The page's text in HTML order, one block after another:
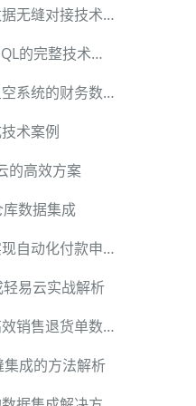
金蝶云星空与轻易云平台数据无缝对接技术详解
高效集成聚水潭数据到MySQL的完整技术方案
高效整合报销单与金蝶云星空系统的财务数据集成方案
术案例
的高效方案
数据集成
高效集成钉钉与金蝶云：实现自动化付款申请处理
易云实战解析
通过金蝶云星空系统实现高效销售退货单数据集成
成的方法解析